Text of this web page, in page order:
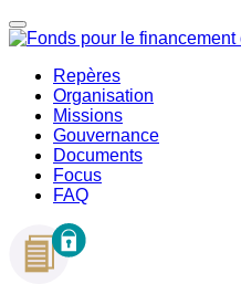
Repères
Organisation
Missions
Gouvernance
Documents
Focus
FAQ